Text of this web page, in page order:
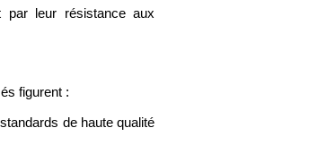
par leur résistance aux
figurent :
de haute qualité